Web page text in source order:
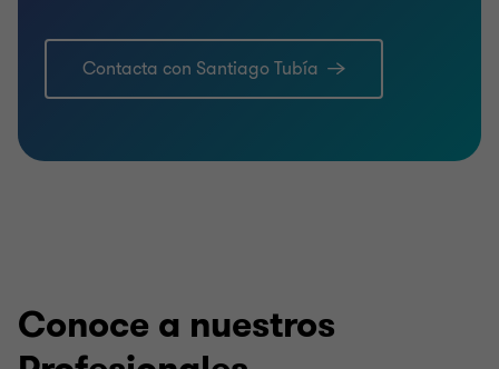
Contacta con Santiago Tubía
Conoce a nuestros